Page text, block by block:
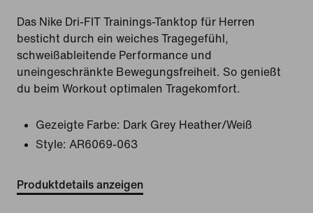
Das Nike Dri-FIT Trainings-Tanktop für Herren
besticht durch ein weiches Tragegefühl,
schweißableitende Performance und
uneingeschränkte Bewegungsfreiheit. So genießt
du beim Workout optimalen Tragekomfort.
Gezeigte Farbe: Dark Grey Heather/Weiß
Style: AR6069-063
Produktdetails anzeigen